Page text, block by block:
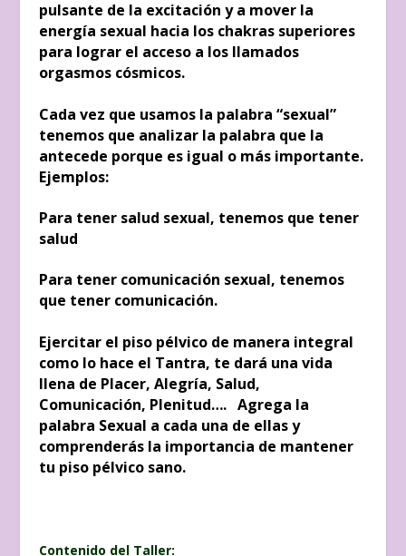
pulsante de la excitación y a mover la
energía sexual hacia los chakras superiores
para lograr el acceso a los llamados
orgasmos cósmicos.
Cada vez que usamos la palabra “sexual”
tenemos que analizar la palabra que la
antecede porque es igual o más importante.
Ejemplos:
Para tener salud sexual, tenemos que tener
salud
Para tener comunicación sexual, tenemos
que tener comunicación.
Ejercitar el piso pélvico de manera integral
como lo hace el Tantra, te dará una vida
llena de Placer, Alegría, Salud,
Comunicación, Plenitud…. Agrega la
palabra Sexual a cada una de ellas y
comprenderás la importancia de mantener
tu piso pélvico sano.
Contenido del Taller: